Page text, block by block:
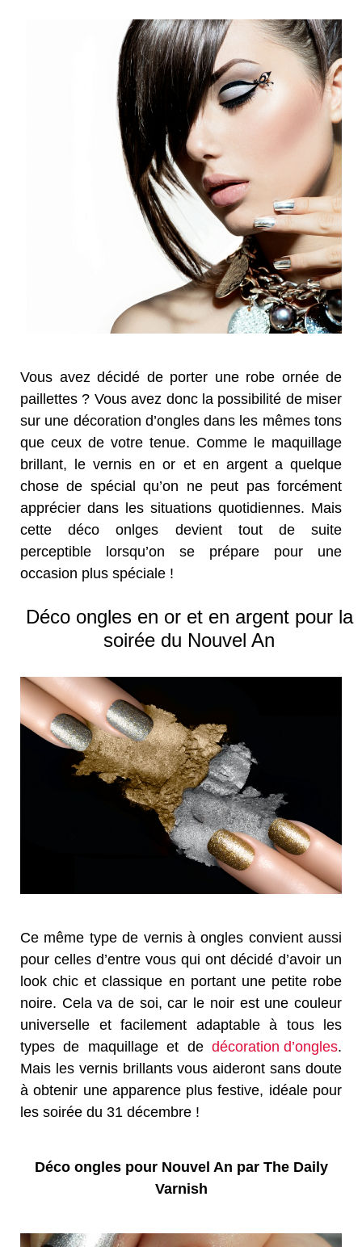
Vous avez décidé de porter une robe ornée de
paillettes ? Vous avez donc la possibilité de miser
sur une décoration d’ongles dans les mêmes tons
que ceux de votre tenue. Comme le maquillage
brillant, le vernis en or et en argent a quelque
chose de spécial qu’on ne peut pas forcément
apprécier dans les situations quotidiennes. Mais
cette déco onlges devient tout de suite
perceptible lorsqu’on se prépare pour une
occasion plus spéciale !
Déco ongles en or et en argent pour la
soirée du Nouvel An
Ce même type de vernis à ongles convient aussi
pour celles d’entre vous qui ont décidé d’avoir un
look chic et classique en portant une petite robe
noire. Cela va de soi, car le noir est une couleur
universelle et facilement adaptable à tous les
types de maquillage et de décoration d’ongles.
Mais les vernis brillants vous aideront sans doute
à obtenir une apparence plus festive, idéale pour
les soirée du 31 décembre !
Déco ongles pour Nouvel An par The Daily
Varnish